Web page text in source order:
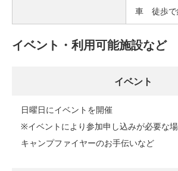
車 徒歩で
イベント・利用可能施設など
イベント
日曜日にイベントを開催
※イベントにより参加申し込みが必要な
キャンプファイヤーのお手伝いなど